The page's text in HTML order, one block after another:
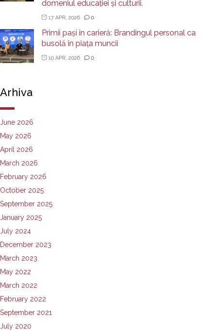
domeniul educației și culturii.
17 APR, 2026 0
Primii pași în carieră: Brandingul personal ca
busolă în piața muncii
10 APR, 2026 0
Arhiva
June 2026
May 2026
April 2026
March 2026
February 2026
October 2025
September 2025
January 2025
July 2024
December 2023
March 2023
May 2022
March 2022
February 2022
September 2021
July 2020